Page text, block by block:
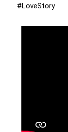
#LoveStory